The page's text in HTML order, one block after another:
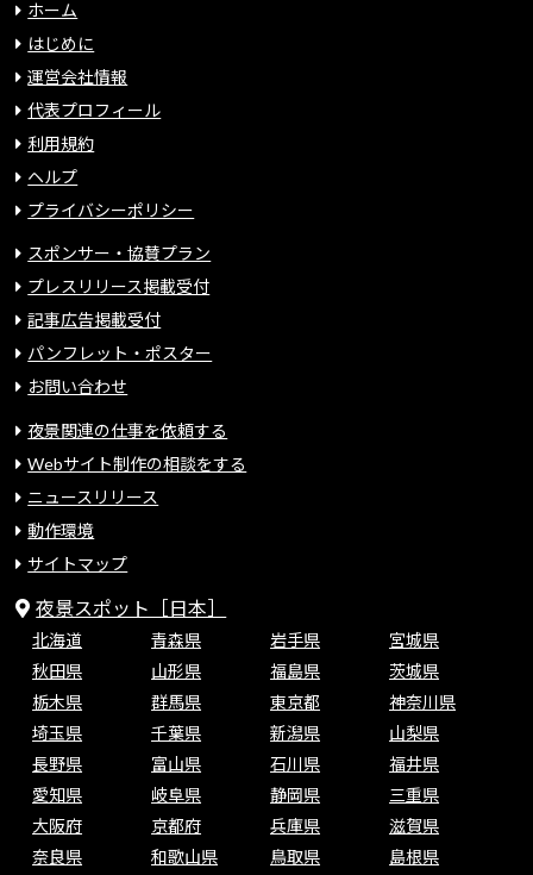
ホーム
はじめに
運営会社情報
代表プロフィール
利用規約
ヘルプ
プライバシーポリシー
スポンサー・協賛プラン
プレスリリース掲載受付
記事広告掲載受付
パンフレット・ポスター
お問い合わせ
夜景関連の仕事を依頼する
Webサイト制作の相談をする
ニュースリリース
動作環境
サイトマップ
夜景スポット［日本］
北海道 青森県 岩手県
宮城県
秋田県
山形県 福島県
茨城県
栃木県
群馬県 東京都
神奈川県
埼玉県
千葉県 新潟県
山梨県
長野県
富山県 石川県
福井県
愛知県
岐阜県 静岡県
三重県
大阪府
京都府 兵庫県
滋賀県
奈良県
和歌山県 鳥取県
島根県